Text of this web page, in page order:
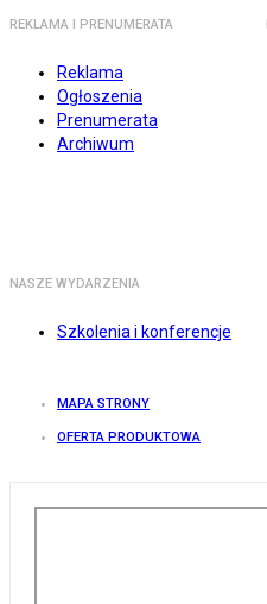
REKLAMA I PRENUMERATA
Reklama
Ogłoszenia
Prenumerata
Archiwum
NASZE WYDARZENIA
Szkolenia i konferencje
MAPA STRONY
OFERTA PRODUKTOWA